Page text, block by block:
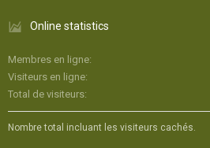
Online statistics
Membres en ligne
Visiteurs en ligne
Total de visiteurs
Nombre total incluant les visiteurs cachés.